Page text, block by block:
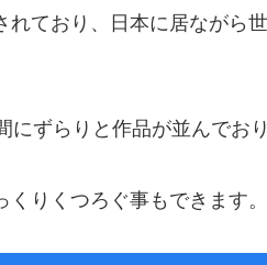
ており、日本に居ながら
ずらりと作品が並んでお
りくつろぐ事もできます。